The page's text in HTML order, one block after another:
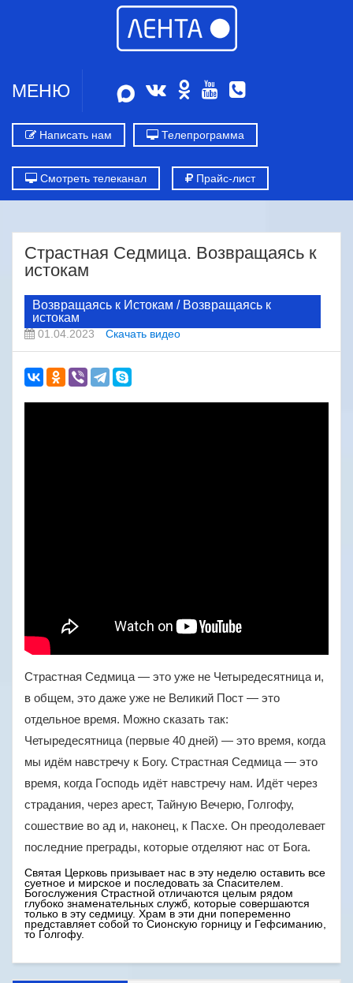
МЕНЮ
Написать нам Телепрограмма
Смотреть телеканал Прайс-лист
Страстная Седмица. Возвращаясь к
истокам
Возвращаясь к Истокам / Возвращаясь к
истокам
01.04.2023 Скачать видео
Страстная Седмица — это уже не Четыредесятница и,
в общем, это даже уже не Великий Пост — это
отдельное время. Можно сказать так:
Четыредесятница (первые 40 дней) — это время, когда
мы идём навстречу к Богу. Страстная Седмица — это
время, когда Господь идёт навстречу нам. Идёт через
страдания, через арест, Тайную Вечерю, Голгофу,
сошествие во ад и, наконец, к Пасхе. Он преодолевает
последние преграды, которые отделяют нас от Бога.
Святая Церковь призывает нас в эту неделю оставить все
суетное и мирское и последовать за Спасителем.
Богослужения Страстной отличаются целым рядом
глубоко знаменательных служб, которые совершаются
только в эту седмицу. Храм в эти дни попеременно
представляет собой то Сионскую горницу и Гефсиманию,
то Голгофу.